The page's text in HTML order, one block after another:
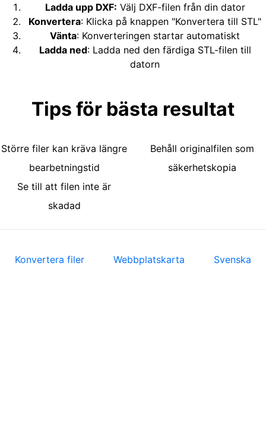
Ladda upp DXF: Välj DXF-filen från din dator
Konvertera: Klicka på knappen "Konvertera till STL"
Vänta: Konverteringen startar automatiskt
Ladda ned: Ladda ned den färdiga STL-filen till
datorn
Tips för bästa resultat
Större filer kan kräva längre
bearbetningstid
Se till att filen inte är
skadad
Behåll originalfilen som
säkerhetskopia
Konvertera filer Webbplatskarta Svenska